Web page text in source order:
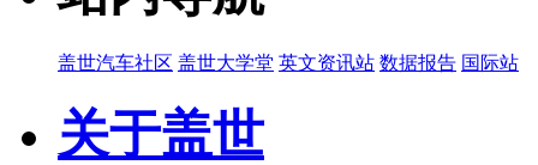
盖世汽车社区 盖世大学堂 英文资讯站 数据报告 国际站
关于盖世